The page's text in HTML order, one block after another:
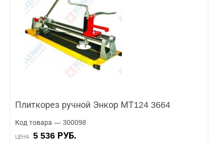
Плиткорез ручной Энкор МТ124 3664
Код товара — 300098
ЦЕНА 5 536 РУБ.